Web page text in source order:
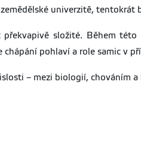
univerzitě, tentokrát
složité. Během této
pohlaví a role samic v
– mezi biologií, chováním